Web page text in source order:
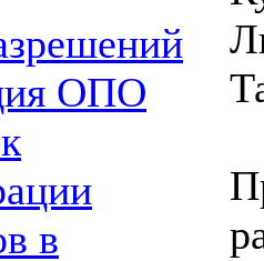
ОПО
в